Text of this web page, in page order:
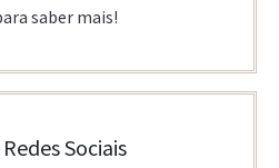
saber mais!
Sociais